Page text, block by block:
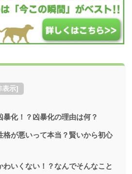
表示]
暴化！？凶暴化の理由は何？
格が悪いって本当？賢いから初心
わいくない！？なんでそんなこと